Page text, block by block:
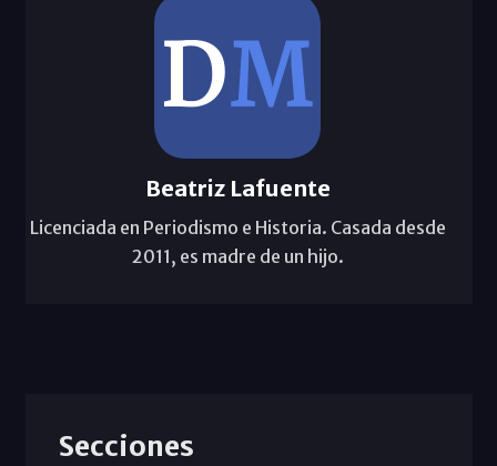
Beatriz Lafuente
Licenciada en Periodismo e Historia. Casada desde
2011, es madre de un hijo.
Secciones